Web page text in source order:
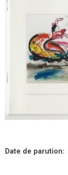
Date de parution